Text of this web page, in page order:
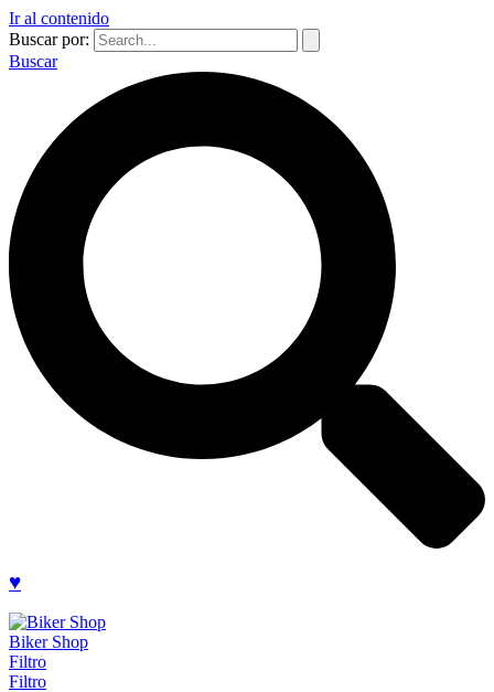
Ir al contenido
Buscar por:
Buscar
♥
Biker Shop
Filtro
Filtro